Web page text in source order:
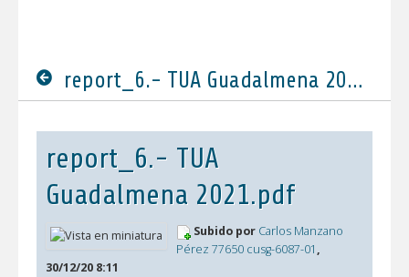
report_6.- TUA Guadalmena 2021.pdf
report_6.- TUA
Guadalmena 2021.pdf
Subido por Carlos Manzano
Pérez 77650 cusg-6087-01 ,
30/12/20 8:11